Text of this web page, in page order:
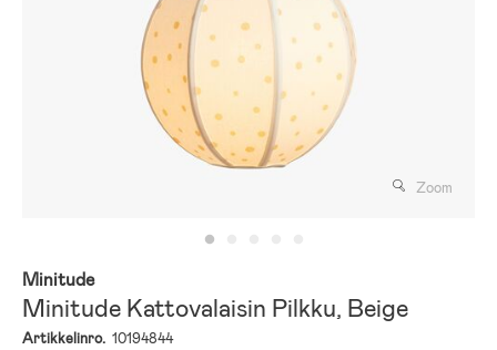
Zoom
Minitude
Minitude Kattovalaisin Pilkku, Beige
Artikkelinro. 10194844